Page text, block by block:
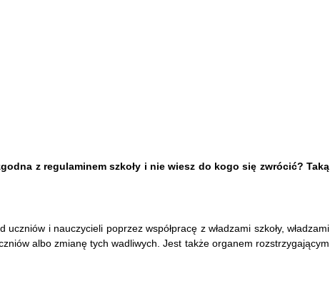
z regulaminem szkoły i nie wiesz do kogo się zwrócić? Taką
i nauczycieli poprzez współpracę z władzami szkoły, władzami
albo zmianę tych wadliwych. Jest także organem rozstrzygającym